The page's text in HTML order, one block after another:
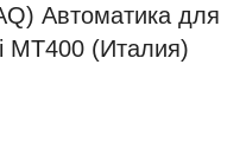
Автоматика для
MT400 (Италия)